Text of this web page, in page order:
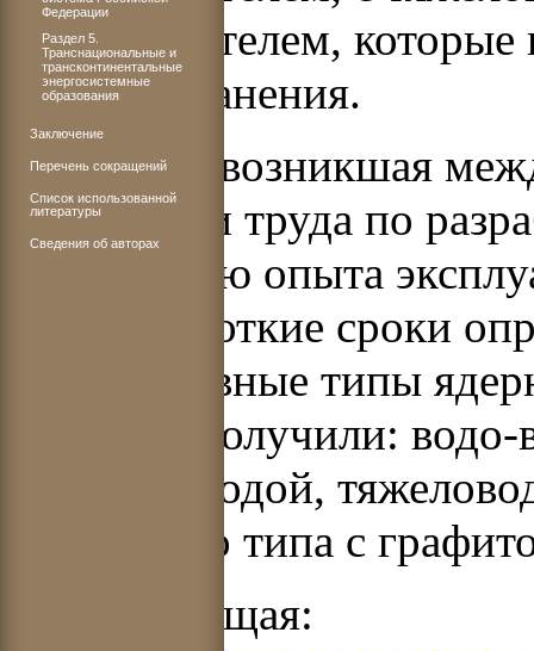
теплоносителем,
распространения.
Стихийно возникшая
разделении труда по
накоплению опыта
типа в короткие сроки
перспективные типы
развитие получили:
кипящей водой,
канального типа с
Предыдущая:
Федерации
Раздел 5.
Транснациональные и
трансконтинентальные
энергосистемные
образования
Заключение
Перечень сокращений
Список использованной
литературы
Сведения об авторах